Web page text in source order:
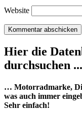
Website
Hier die
durchsuchen ...
… Motorradmarke,
was auch immer
Sehr einfach!